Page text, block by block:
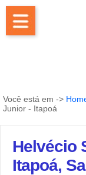
Você está em ->
Junior - Itapoá
Helvécio
Itapoá,